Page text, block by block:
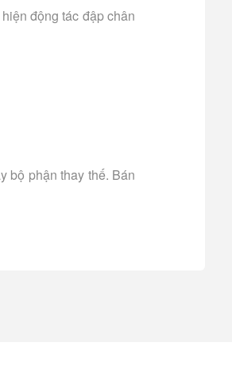
động tác đập chân
bộ phận thay thế. Bán